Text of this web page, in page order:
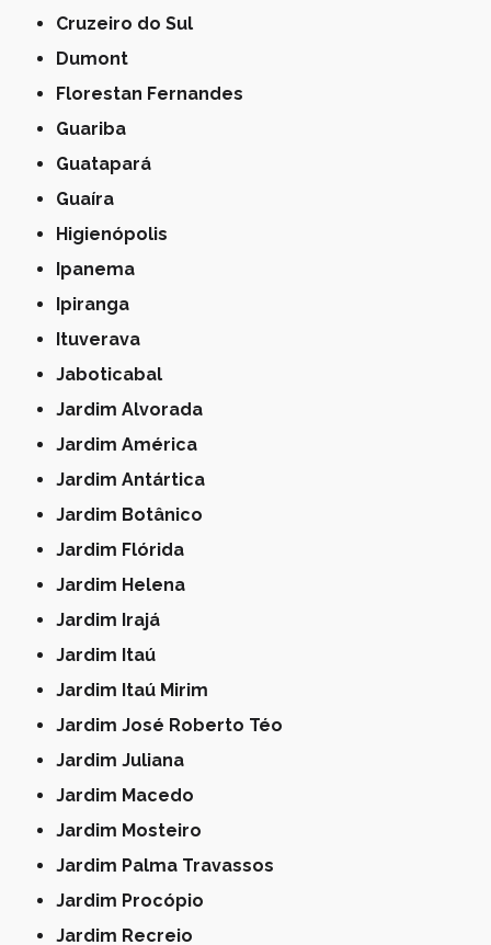
Cruzeiro do Sul
Dumont
Florestan Fernandes
Guariba
Guatapará
Guaíra
Higienópolis
Ipanema
Ipiranga
Ituverava
Jaboticabal
Jardim Alvorada
Jardim América
Jardim Antártica
Jardim Botânico
Jardim Flórida
Jardim Helena
Jardim Irajá
Jardim Itaú
Jardim Itaú Mirim
Jardim José Roberto Téo
Jardim Juliana
Jardim Macedo
Jardim Mosteiro
Jardim Palma Travassos
Jardim Procópio
Jardim Recreio